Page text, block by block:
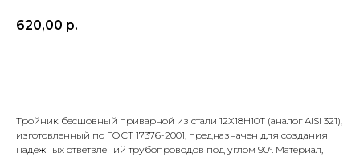
620,00 р.
Тройник бесшовный приварной из стали 12Х18Н10Т (аналог AISI 321),
изготовленный по ГОСТ 17376-2001, предназначен для создания
надежных ответвлений трубопроводов под углом 90°. Материал,